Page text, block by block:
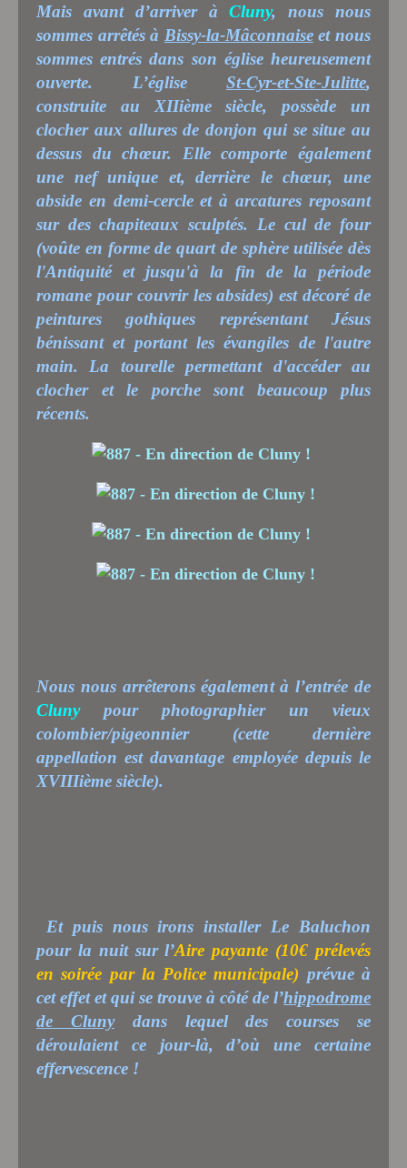
Mais avant d’arriver àCluny, nous nous
sommes arrêtés à Bissy-la-Mâconnaiseet nous
sommes entrés dans son église heureusement
ouverte. L’église St-Cyr-et-Ste-Julitte,
construite au XIIième siècle, possède un
clocher aux allures de donjon qui se situe au
dessus du chœur. Elle comporte également
une nef unique et, derrière le chœur, une
abside en demi-cercle et à arcatures reposant
sur des chapiteaux sculptés. Le cul de four
(voûte en forme de quart de sphère utilisée dès
l'Antiquité et jusqu'à la fin de la période
romane pour couvrir les absides) est décoré de
peintures gothiques représentant Jésus
bénissant et portant les évangiles de l'autre
main. La tourelle permettant d'accéder au
clocher et le porche sont beaucoup plus
récents.
Nous nous arrêterons également à l’entrée de
Clunypour photographier un vieux
colombier/pigeonnier (cette dernière
appellation est davantage employée depuis le
XVIIIième siècle).
Et puis nous irons installer Le Baluchon
pour la nuit sur l’Aire payante (10€ prélevés
en soirée par la Police municipale) prévue à
cet effet et qui se trouve à côté de l’hippodrome
de Clunydans lequel des courses se
déroulaient ce jour-là, d’où une certaine
effervescence !